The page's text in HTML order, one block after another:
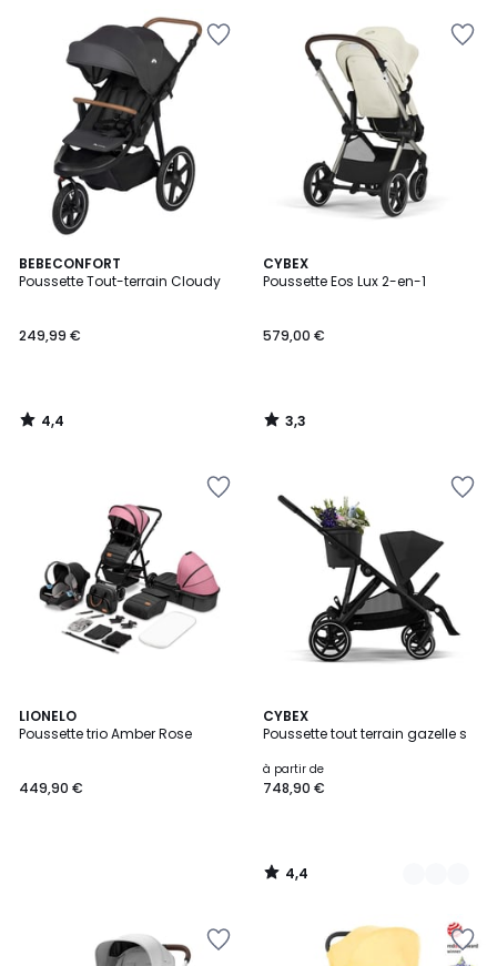
BEBECONFORT
Poussette Tout-terrain Cloudy
249,99 €
4,4
/ 5
4,4
/
CYBEX
Poussette Eos Lux 2-en-1
579,00 €
3,3
/ 5
3,3
/
LIONELO
Poussette trio Amber Rose
449,90 €
CYBEX
Poussette tout terrain gazelle s
à partir de
748,90 €
4,4
/ 5
5
Couleurs
4,4
/